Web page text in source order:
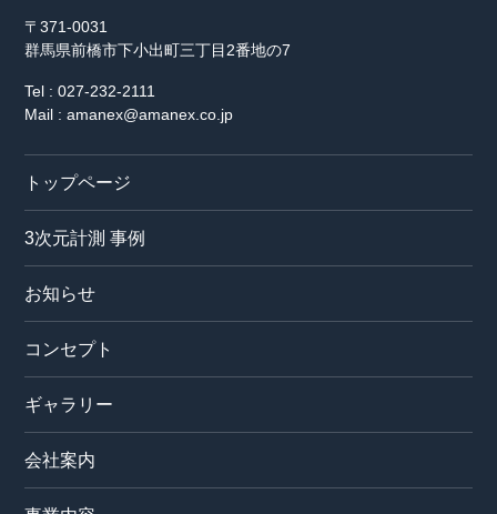
〒371-0031
群馬県前橋市下小出町三丁目2番地の7
Tel : 027-232-2111
Mail : amanex@amanex.co.jp
トップページ
3次元計測 事例
お知らせ
コンセプト
ギャラリー
会社案内